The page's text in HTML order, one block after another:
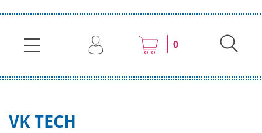
0
VK TECH